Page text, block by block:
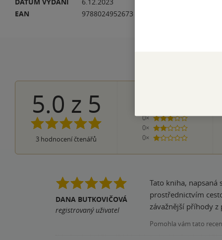
EAN
9788024952673
5.0 z 5
3 hodnocení čtenářů
0×
3 hvězdičky
0×
2 hvězdičky
0×
1 hvezdička
DANA BUTKOVIČOVÁ
registrovaný uživatel
Tato kniha,
prostřednictvím
závažnější příhody
Pomohla vám tato